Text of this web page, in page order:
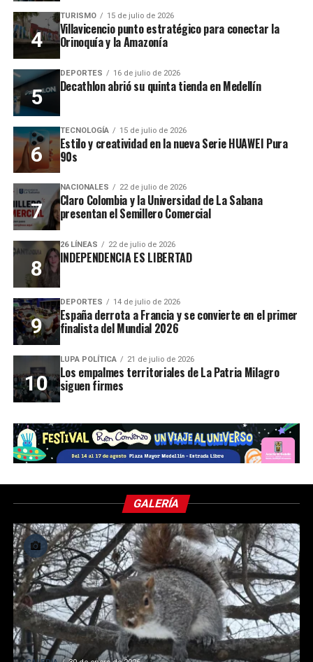
TURISMO 15 de julio de 2026
Villavicencio punto estratégico para conectar la
Orinoquía y la Amazonía
DEPORTES 16 de julio de 2026
Decathlon abrió su quinta tienda en Medellín
TECNOLOGÍA 15 de julio de 2026
Estilo y creatividad en la nueva Serie HUAWEI Pura
90s
NACIONALES 22 de julio de 2026
Claro Colombia y la Universidad de La Sabana
presentan el Semillero Comercial
26 LÍNEAS 22 de julio de 2026
INDEPENDENCIA ES LIBERTAD
DEPORTES 14 de julio de 2026
España derrota a Francia y se convierte en el primer
finalista del Mundial 2026
LUPA POLÍTICA 21 de julio de 2026
Los empalmes territoriales de La Patria Milagro
siguen firmes
GALERÍA